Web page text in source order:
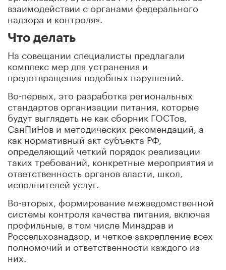
взаимодействии с органами федерального
надзора и контроля».
Что делать
На совещании специалисты предлагали
комплекс мер для устранения и
предотвращения подобных нарушений.
Во-первых, это разработка региональных
стандартов организации питания, которые
будут выглядеть не как сборник ГОСТов,
СанПиНов и методических рекомендаций, а
как нормативный акт субъекта РФ,
определяющий четкий порядок реализации
таких требований, конкретные мероприятия и
ответственность органов власти, школ,
исполнителей услуг.
Во-вторых, формирование межведомственной
системы контроля качества питания, включая
профильные, в том числе Минздрав и
Россельхознадзор, и четкое закрепление всех
полномочий и ответственности каждого из
них.